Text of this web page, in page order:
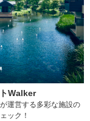
Walker
運営する多彩な施設の
ック！